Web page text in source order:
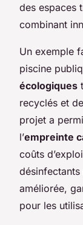
des espaces
combinant
Un exemple
piscine
écologiques
recyclés et
projet a
l’empreinte
coûts
désinfectants
améliorée,
pour les